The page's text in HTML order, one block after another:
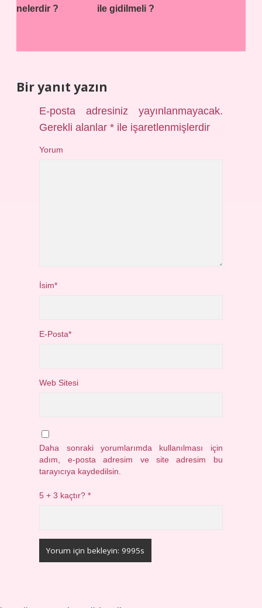
nelerdir ? ile gidilmeli ?
Bir yanıt yazın
E-posta adresiniz yayınlanmayacak.
Gerekli alanlar* ile işaretlenmişlerdir
Yorum
İsim*
E-Posta*
Web Sitesi
Daha sonraki yorumlarımda kullanılması için
adım, e-posta adresim ve site adresim bu
tarayıcıya kaydedilsin.
5 + 3 kaçtır?*